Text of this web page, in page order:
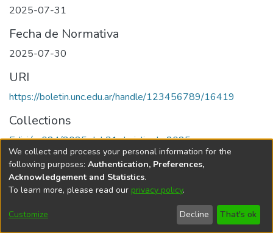
2025-07-31
Fecha de Normativa
2025-07-30
URI
https://boletin.unc.edu.ar/handle/123456789/16419
Collections
Edición 024/2025 del 31 de julio de 2025
Universidad Nacional de Córdoba
We collect and process your personal information for the
following purposes: Authentication, Preferences,
Acknowledgement and Statistics.
To learn more, please read our privacy policy.
Customize Decline That's ok